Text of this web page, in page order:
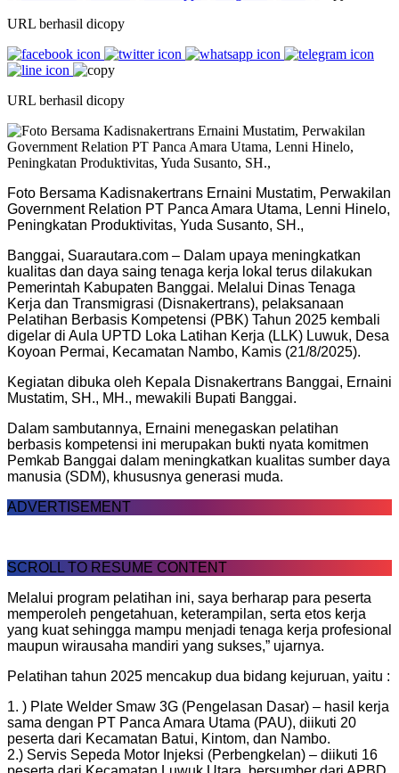
URL berhasil dicopy
URL berhasil dicopy
Foto Bersama Kadisnakertrans Ernaini Mustatim, Perwakilan
Government Relation PT Panca Amara Utama, Lenni Hinelo,
Peningkatan Produktivitas, Yuda Susanto, SH.,
Banggai, Suarautara.com – Dalam upaya meningkatkan
kualitas dan daya saing tenaga kerja lokal terus dilakukan
Pemerintah Kabupaten Banggai. Melalui Dinas Tenaga
Kerja dan Transmigrasi (Disnakertrans), pelaksanaan
Pelatihan Berbasis Kompetensi (PBK) Tahun 2025 kembali
digelar di Aula UPTD Loka Latihan Kerja (LLK) Luwuk, Desa
Koyoan Permai, Kecamatan Nambo, Kamis (21/8/2025).
Kegiatan dibuka oleh Kepala Disnakertrans Banggai, Ernaini
Mustatim, SH., MH., mewakili Bupati Banggai.
Dalam sambutannya, Ernaini menegaskan pelatihan
berbasis kompetensi ini merupakan bukti nyata komitmen
Pemkab Banggai dalam meningkatkan kualitas sumber daya
manusia (SDM), khususnya generasi muda.
ADVERTISEMENT
SCROLL TO RESUME CONTENT
Melalui program pelatihan ini, saya berharap para peserta
memperoleh pengetahuan, keterampilan, serta etos kerja
yang kuat sehingga mampu menjadi tenaga kerja profesional
maupun wirausaha mandiri yang sukses,” ujarnya.
Pelatihan tahun 2025 mencakup dua bidang kejuruan, yaitu :
1. ) Plate Welder Smaw 3G (Pengelasan Dasar) – hasil kerja
sama dengan PT Panca Amara Utama (PAU), diikuti 20
peserta dari Kecamatan Batui, Kintom, dan Nambo.
2.) Servis Sepeda Motor Injeksi (Perbengkelan) – diikuti 16